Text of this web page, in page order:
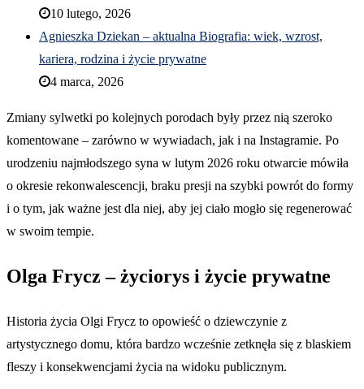
10 lutego, 2026
Agnieszka Dziekan – aktualna Biografia: wiek, wzrost,
kariera, rodzina i życie prywatne
4 marca, 2026
Zmiany sylwetki po kolejnych porodach były przez nią szeroko
komentowane – zarówno w wywiadach, jak i na Instagramie. Po
urodzeniu najmłodszego syna w lutym 2026 roku otwarcie mówiła
o okresie rekonwalescencji, braku presji na szybki powrót do formy
i o tym, jak ważne jest dla niej, aby jej ciało mogło się regenerować
w swoim tempie.
Olga Frycz – życiorys i życie prywatne
Historia życia Olgi Frycz to opowieść o dziewczynie z
artystycznego domu, która bardzo wcześnie zetknęła się z blaskiem
fleszy i konsekwencjami życia na widoku publicznym.